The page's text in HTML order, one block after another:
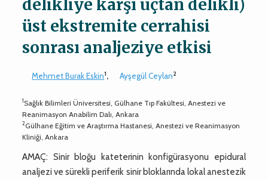
delikliye karşı uçtan delikli)
üst ekstremite cerrahisi
sonrası analjeziye etkisi
Mehmet Burak Eskin1, Ayşegül Ceylan2
1Sağlık Bilimleri Üniversitesi, Gülhane Tıp Fakültesi, Anestezi ve
Reanimasyon Anabilim Dalı, Ankara
2Gülhane Eğitim ve Araştırma Hastanesi, Anestezi ve Reanimasyon
Kliniği, Ankara
AMAÇ: Sinir bloğu kateterinin konfigürasyonu epidural
analjezi ve sürekli periferik sinir bloklarında lokal anestezik